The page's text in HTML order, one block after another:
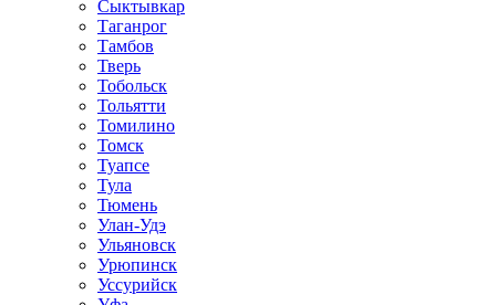
Сыктывкар
Таганрог
Тамбов
Тверь
Тобольск
Тольятти
Томилино
Томск
Туапсе
Тула
Тюмень
Улан-Удэ
Ульяновск
Урюпинск
Уссурийск